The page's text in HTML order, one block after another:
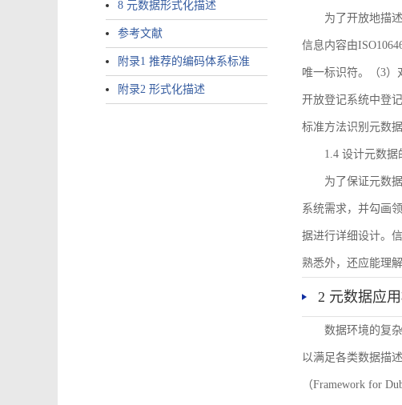
8 元数据形式化描述
参考文献
附录1 推荐的编码体系标准
附录2 形式化描述
为了开放地描
信息内容由
唯一标识符。（3
开放登记系统中登
标准方法识别元数
1.4 设计元数据
为了保证元数
系统需求，并勾画
据进行详细设计。
熟悉外，还应能理
2 元数据应
数据环境的复
以满足各类数据描
（Framework for